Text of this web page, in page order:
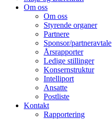
Om oss
Om oss
Styrende organer
Partnere
Sponsor/partneravtale
Årsrapporter
Ledige stillinger
Konsernstruktur
Intelliport
Ansatte
Postliste
Kontakt
Rapportering